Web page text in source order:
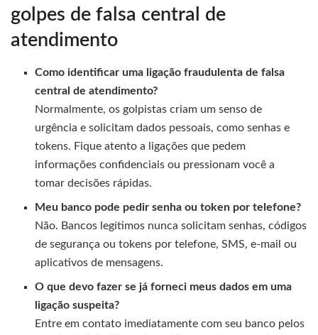
golpes de falsa central de
atendimento
Como identificar uma ligação fraudulenta de falsa
central de atendimento?
Normalmente, os golpistas criam um senso de
urgência e solicitam dados pessoais, como senhas e
tokens. Fique atento a ligações que pedem
informações confidenciais ou pressionam você a
tomar decisões rápidas.
Meu banco pode pedir senha ou token por telefone?
Não. Bancos legítimos nunca solicitam senhas, códigos
de segurança ou tokens por telefone, SMS, e-mail ou
aplicativos de mensagens.
O que devo fazer se já forneci meus dados em uma
ligação suspeita?
Entre em contato imediatamente com seu banco pelos